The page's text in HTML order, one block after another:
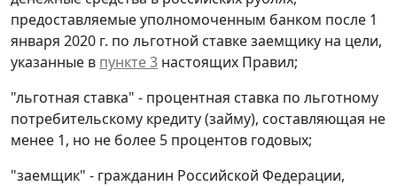
предоставляемые уполномоченным банком после 1
января 2020 г. по льготной ставке заемщику на цели,
указанные в пункте 3 настоящих Правил;
"льготная ставка" - процентная ставка по льготному
потребительскому кредиту (займу), составляющая не
менее 1, но не более 5 процентов годовых;
"заемщик" - гражданин Российской Федерации,